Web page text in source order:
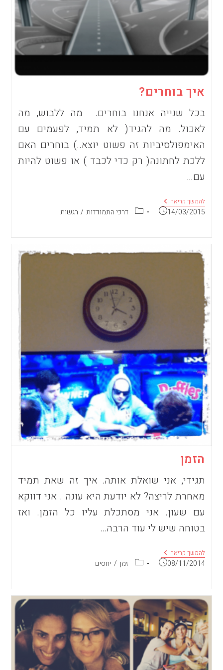
איך בוחרים?
בכל שנייה אנחנו בוחרים. מה ללבוש, מה
לאכול. מה להגיד( לא תמיד, לפעמים עם
האימפולסיביות זה פשוט יוצא..) בוחרים האם
ללכת לחתונה( רק כדי לכבד ) או פשוט להיות
עם…
להמשך קריאהאיך
בוחרים? פורסם:
14/03/2015 קטגוריה:דרכי התמודדות / רגשות
הזמן
תגידי, אני שואלת אותה. איך זה שאת תמיד
מאחרת לריצה? לא יודעת היא עונה . אני דווקא
עם שעון. אני מסתכלת עליו כל הזמן. ואז
בטוחה שיש לי עוד הרבה…
להמשך קריאההזמן
פורסם:
08/11/2014 קטגוריה:
זמן / יחסים